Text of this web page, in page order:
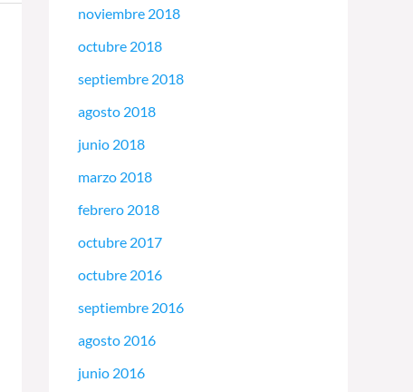
noviembre 2018
octubre 2018
septiembre 2018
agosto 2018
junio 2018
marzo 2018
febrero 2018
octubre 2017
octubre 2016
septiembre 2016
agosto 2016
junio 2016